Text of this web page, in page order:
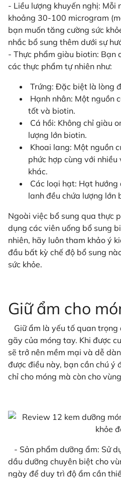
- Liều lượng khuyến nghị: Mỗi
khoảng 30-100 microgram
bạn muốn tăng cường sức
nhắc bổ sung thêm dưới sự
- Thực phẩm giàu biotin: Bạn
các thực phẩm tự nhiên như:
Trứng: Đặc biệt là lòng
Hạnh nhân: Một nguồn
tốt và biotin.
Cá hồi: Không chỉ giàu
lượng lớn biotin.
Khoai lang: Một nguồn
phức hợp cùng với
khác.
Các loại hạt: Hạt
lanh đều chứa lượng lớn
Ngoài việc bổ sung qua thực
dụng các viên uống bổ sung
nhiên, hãy luôn tham khảo ý
đầu bất kỳ chế độ bổ sung
sức khỏe.
Giữ ẩm cho
Giữ ẩm là yếu tố quan
gãy của móng tay. Khi được
sẽ trở nên mềm mại và dễ
được điều này, bạn cần chú ý
chỉ cho móng mà còn cho
- Sản phẩm dưỡng ẩm: Sử
dầu dưỡng chuyên biệt cho
ngày để duy trì độ ẩm cần